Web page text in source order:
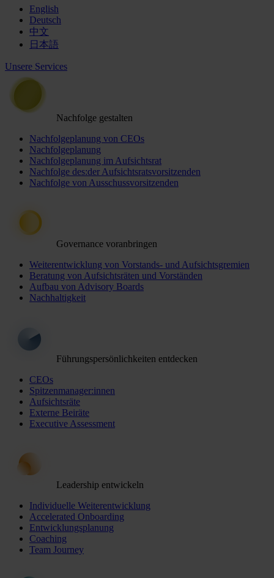
English
Deutsch
中文
日本語
Unsere Services
Nachfolge gestalten
Nachfolgeplanung von CEOs
Nachfolgeplanung
Nachfolgeplanung im Aufsichtsrat
Nachfolge des:der Aufsichtsratsvorsitzenden
Nachfolge von Ausschussvorsitzenden
Governance voranbringen
Weiterentwicklung von Vorstands- und Aufsichtsgremien
Beratung von Aufsichtsräten und Vorständen
Aufbau von Advisory Boards
Nachhaltigkeit
Führungspersönlichkeiten entdecken
CEOs
Spitzenmanager:innen
Aufsichtsräte
Externe Beiräte
Executive Assessment
Leadership entwickeln
Individuelle Weiterentwicklung
Accelerated Onboarding
Entwicklungsplanung
Coaching
Team Journey